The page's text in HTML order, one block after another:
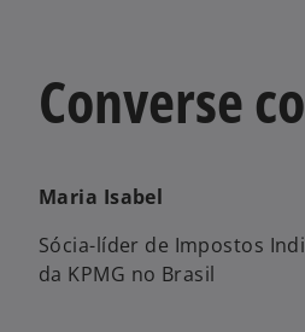
Converse
Maria Isabel
Sócia-líder de Impostos
da KPMG no Brasil